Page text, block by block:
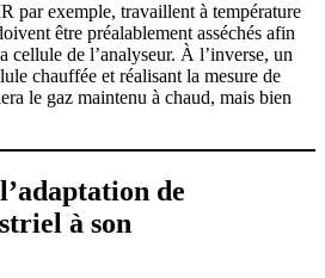
par exemple, travaillent à température
être préalablement asséchés afin
cellule de l’analyseur. À l’inverse, un
chauffée et réalisant la mesure de
le gaz maintenu à chaud, mais bien
de
à son